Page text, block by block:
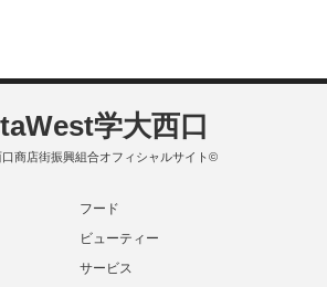
学大西口
商店街振興組合オフィシャルサイト©
フード
ビューティー
サービス